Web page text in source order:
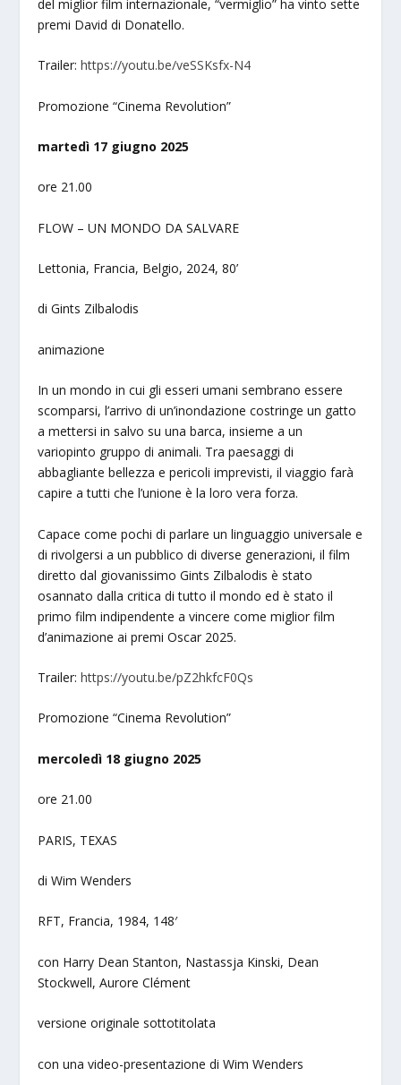
del miglior film internazionale, “vermiglio” ha vinto sette
premi David di Donatello.
Trailer:https://youtu.be/veSSKsfx-N4
Promozione “Cinema Revolution”
martedì 17 giugno 2025
ore 21.00
FLOW – UN MONDO DA SALVARE
Lettonia, Francia, Belgio, 2024, 80’
di Gints Zilbalodis
animazione
In un mondo in cui gli esseri umani sembrano essere
scomparsi, l’arrivo di un’inondazione costringe un gatto
a mettersi in salvo su una barca, insieme a un
variopinto gruppo di animali. Tra paesaggi di
abbagliante bellezza e pericoli imprevisti, il viaggio farà
capire a tutti che l’unione è la loro vera forza.
Capace come pochi di parlare un linguaggio universale e
di rivolgersi a un pubblico di diverse generazioni, il film
diretto dal giovanissimo Gints Zilbalodis è stato
osannato dalla critica di tutto il mondo ed è stato il
primo film indipendente a vincere come miglior film
d’animazione ai premi Oscar 2025.
Trailer:https://youtu.be/pZ2hkfcF0Qs
Promozione “Cinema Revolution”
mercoledì 18 giugno 2025
ore 21.00
PARIS, TEXAS
di Wim Wenders
RFT, Francia, 1984, 148′
con Harry Dean Stanton, Nastassja Kinski, Dean
Stockwell, Aurore Clément
versione originale sottotitolata
con una video-presentazione di Wim Wenders